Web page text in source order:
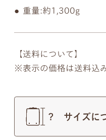
重量:約1,300g
【送料について】
表示の価格は送料込
サイズに